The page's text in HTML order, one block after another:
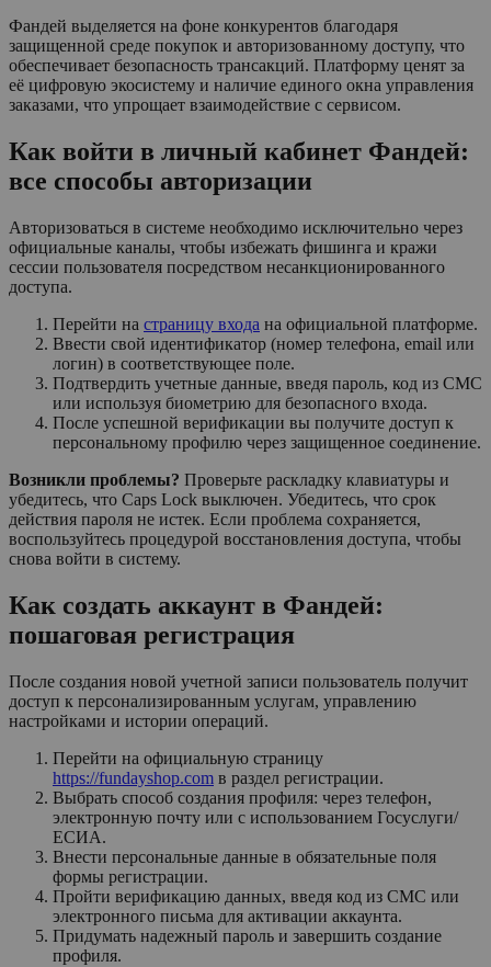
Фандей выделяется на фоне конкурентов благодаря
защищенной среде покупок и авторизованному доступу, что
обеспечивает безопасность трансакций. Платформу ценят за
её цифровую экосистему и наличие единого окна управления
заказами, что упрощает взаимодействие с сервисом.
Как войти в личный кабинет Фандей:
все способы авторизации
Авторизоваться в системе необходимо исключительно через
официальные каналы, чтобы избежать фишинга и кражи
сессии пользователя посредством несанкционированного
доступа.
Перейти на страницу входа на официальной платформе.
Ввести свой идентификатор (номер телефона, email или
логин) в соответствующее поле.
Подтвердить учетные данные, введя пароль, код из СМС
или используя биометрию для безопасного входа.
После успешной верификации вы получите доступ к
персональному профилю через защищенное соединение.
Возникли проблемы? Проверьте раскладку клавиатуры и
убедитесь, что Caps Lock выключен. Убедитесь, что срок
действия пароля не истек. Если проблема сохраняется,
воспользуйтесь процедурой восстановления доступа, чтобы
снова войти в систему.
Как создать аккаунт в Фандей:
пошаговая регистрация
После создания новой учетной записи пользователь получит
доступ к персонализированным услугам, управлению
настройками и истории операций.
Перейти на официальную страницу
https://fundayshop.com в раздел регистрации.
Выбрать способ создания профиля: через телефон,
электронную почту или с использованием Госуслуги/
ЕСИА.
Внести персональные данные в обязательные поля
формы регистрации.
Пройти верификацию данных, введя код из СМС или
электронного письма для активации аккаунта.
Придумать надежный пароль и завершить создание
профиля.